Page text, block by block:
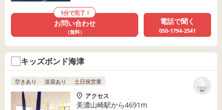
1分で完了！
お問い合わせ
（無料）
電話で聞く
050-1794-2541
キッズボンド海津
リストに
保存
空きあり 送迎あり 土日祝営業
アクセス
美濃山崎駅から4691m